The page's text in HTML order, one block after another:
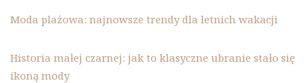
Moda plażowa: najnowsze trendy dla letnich wakacji
Historia małej czarnej: jak to klasyczne ubranie stało się
ikoną mody